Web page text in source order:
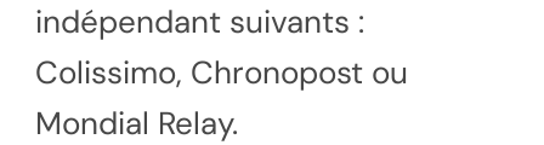
indépendant suivants :
Colissimo, Chronopost ou
Mondial Relay.